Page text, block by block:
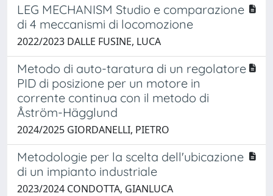
LEG MECHANISM Studio e comparazione
di 4 meccanismi di locomozione
2022/2023 DALLE FUSINE, LUCA
Metodo di auto-taratura di un regolatore
PID di posizione per un motore in
corrente continua con il metodo di
Åström-Hägglund
2024/2025 GIORDANELLI, PIETRO
Metodologie per la scelta dell'ubicazione
di un impianto industriale
2023/2024 CONDOTTA, GIANLUCA